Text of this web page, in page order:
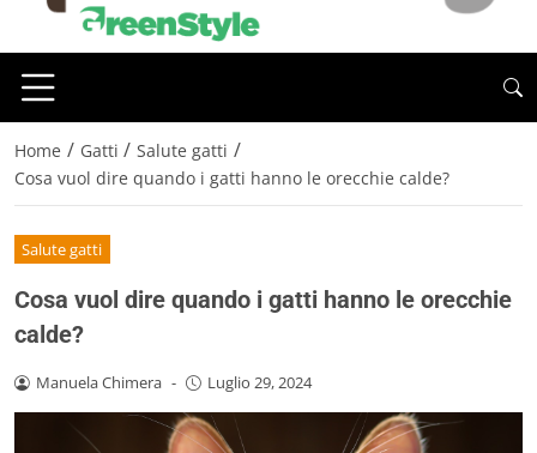
Home / Gatti / Salute gatti /
Cosa vuol dire quando i gatti hanno le orecchie calde?
Salute gatti
Cosa vuol dire quando i gatti hanno le orecchie
calde?
Manuela Chimera - Luglio 29, 2024